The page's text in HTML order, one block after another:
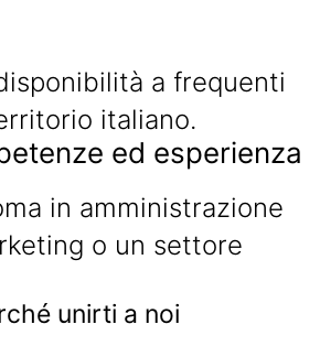
a frequenti
italiano.
ed esperienza
in amministrazione
o un settore
unirti a noi